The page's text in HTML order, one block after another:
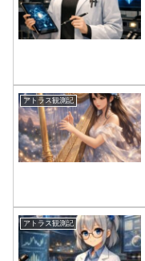
アトラス観測記
アトラス観測記